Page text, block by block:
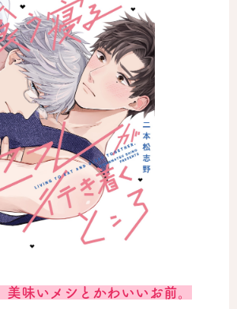
ールディングス
お問い合わせはこちら
オーバーラップ文庫
オーバーラップノベルス
オーバーラップノベルスf
ロサージュノベルス
コミックガルド
味いメシとかわいいお前。